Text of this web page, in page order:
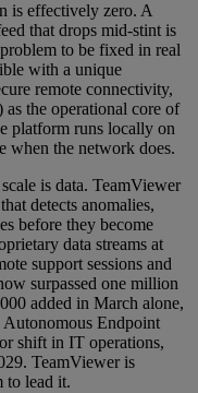
is effectively zero. A
that drops mid-stint is
to be fixed in real
with a unique
remote connectivity,
the operational core of
platform runs locally on
when the network does.
is data. TeamViewer
detects anomalies,
before they become
data streams at
support sessions and
surpassed one million
added in March alone,
Autonomous Endpoint
shift in IT operations,
TeamViewer is
to lead it.